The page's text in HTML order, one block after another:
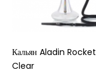
Кальян Aladin Rocket
Clear